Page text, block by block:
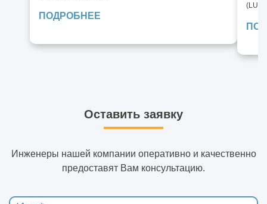
ПОДРОБНЕЕ
Оставить заявку
Инженеры нашей компании оперативно и качественно
предоставят Вам консультацию.